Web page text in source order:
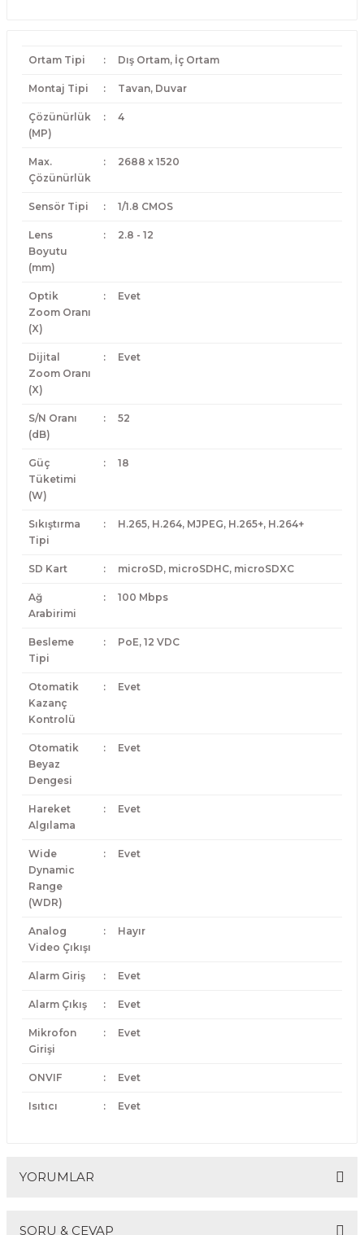
Ortam Tipi : Dış Ortam, İç Ortam
Montaj Tipi : Tavan, Duvar
Çözünürlük
(MP)
: 4
Max.
Çözünürlük
: 2688 x 1520
Sensör Tipi : 1/1.8 CMOS
Lens
Boyutu
(mm)
: 2.8 - 12
Optik
Zoom Oranı
(X)
: Evet
Dijital
Zoom Oranı
(X)
: Evet
S/N Oranı
(dB)
: 52
Güç
Tüketimi
(W)
: 18
Sıkıştırma
Tipi
: H.265, H.264, MJPEG, H.265+, H.264+
SD Kart : microSD, microSDHC, microSDXC
Ağ
Arabirimi
: 100 Mbps
Besleme
Tipi
: PoE, 12 VDC
Otomatik
Kazanç
Kontrolü
: Evet
Otomatik
Beyaz
Dengesi
: Evet
Hareket
Algılama
: Evet
Wide
Dynamic
Range
(WDR)
: Evet
Analog
Video Çıkışı
: Hayır
Alarm Giriş : Evet
Alarm Çıkış : Evet
Mikrofon
Girişi
: Evet
ONVIF : Evet
Isıtıcı : Evet
YORUMLAR
SORU & CEVAP